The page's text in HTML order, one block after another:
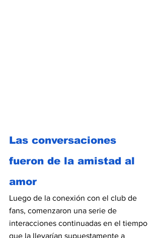
Las conversaciones
fueron de la amistad al
amor
Luego de la conexión con el club de
fans, comenzaron una serie de
interacciones continuadas en el tiempo
que la llevarían supuestamente a